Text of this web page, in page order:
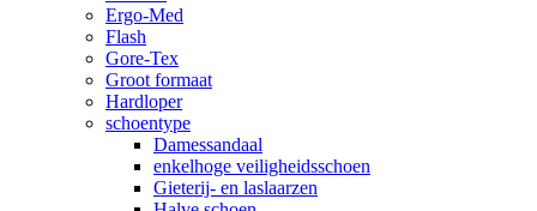
Ergo-Med
Flash
Gore-Tex
Groot formaat
Hardloper
schoentype
Damessandaal
enkelhoge veiligheidsschoen
Gieterij- en laslaarzen